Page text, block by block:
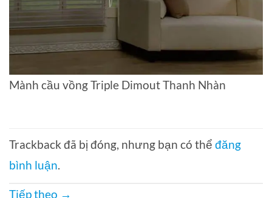
Mành cầu vồng Triple Dimout Thanh Nhàn
Trackback đã bị đóng, nhưng bạn có thể đăng
bình luận.
Tiếp theo →